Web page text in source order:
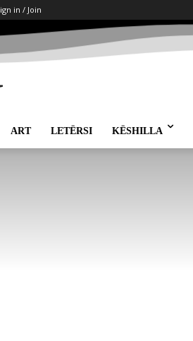
in / Join
ART LETËRSI KËSHILLA